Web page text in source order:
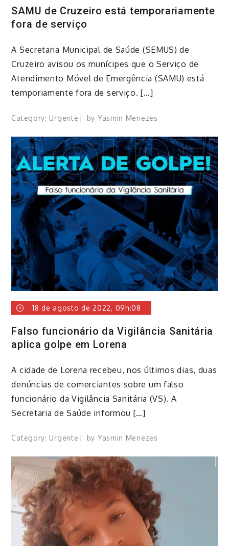
SAMU de Cruzeiro está temporariamente
fora de serviço
A Secretaria Municipal de Saúde (SEMUS) de
Cruzeiro avisou os munícipes que o Serviço de
Atendimento Móvel de Emergência (SAMU) está
temporiamente fora de serviço. […]
Category: Urgente by Yasmin Menezes
18 de agosto de 2022, 09h:08
Falso funcionário da Vigilância Sanitária
aplica golpe em Lorena
A cidade de Lorena recebeu, nos últimos dias, duas
denúncias de comerciantes sobre um falso
funcionário da Vigilância Sanitária (VS). A
Secretaria de Saúde informou […]
Category: Urgente by Yasmin Menezes